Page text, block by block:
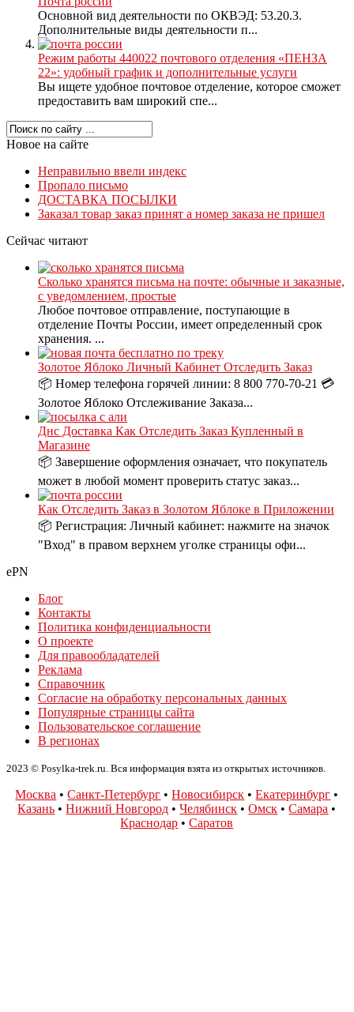
Основной вид деятельности по ОКВЭД: 53.20.3.
Дополнительные виды деятельности п...
Режим работы 440022 почтового отделения «ПЕНЗА
22»: удобный график и дополнительные услуги
Вы ищете удобное почтовое отделение, которое сможет
предоставить вам широкий спе...
Новое на сайте
Неправильно ввели индекс
Пропало письмо
ДОСТАВКА ПОСЫЛКИ
Заказал товар заказ принят а номер заказа не пришел
Сейчас читают
Сколько хранятся письма на почте: обычные и заказные,
с уведомлением, простые
Любое почтовое отправление, поступающие в
отделение Почты России, имеет определенный срок
хранения. ...
Золотое Яблоко Личный Кабинет Отследить Заказ
📦 Номер телефона горячей линии: 8 800 770-70-21 💳
Золотое Яблоко Отслеживание Заказа...
Днс Доставка Как Отследить Заказ Купленный в
Магазине
📦 Завершение оформления означает, что покупатель
может в любой момент проверить статус заказ...
Как Отследить Заказ в Золотом Яблоке в Приложении
📦 Регистрация: Личный кабинет: нажмите на значок
"Вход" в правом верхнем уголке страницы офи...
ePN
Блог
Контакты
Политика конфиденциальности
О проекте
Для правообладателей
Реклама
Справочник
Согласие на обработку персональных данных
Популярные страницы сайта
Пользовательское соглашение
В регионах
2023 © Posylka-trek.ru. Вся информация взята из открытых источников.
Москва •Санкт-Петербург •Новосибирск •Екатеринбург •
Казань •Нижний Новгород •Челябинск •Омск •Самара •
Краснодар •Саратов